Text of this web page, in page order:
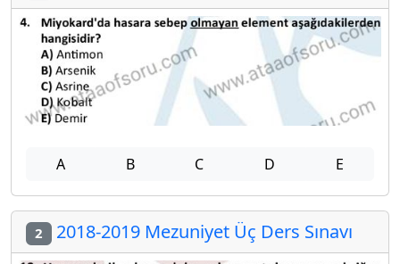
A B C D E
2 2018-2019 Mezuniyet Üç Ders Sınavı